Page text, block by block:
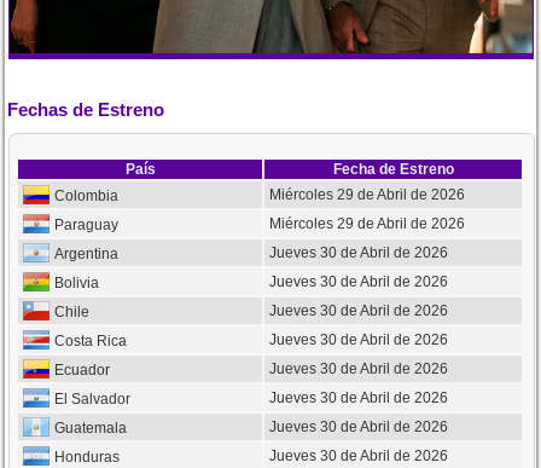
Fechas de Estreno
País
Fecha de Estreno
Colombia
Miércoles 29 de Abril de 2026
Paraguay
Miércoles 29 de Abril de 2026
Argentina
Jueves 30 de Abril de 2026
Bolivia
Jueves 30 de Abril de 2026
Chile
Jueves 30 de Abril de 2026
Costa Rica
Jueves 30 de Abril de 2026
Ecuador
Jueves 30 de Abril de 2026
El Salvador
Jueves 30 de Abril de 2026
Guatemala
Jueves 30 de Abril de 2026
Honduras
Jueves 30 de Abril de 2026